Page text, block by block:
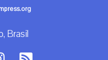
Brasil